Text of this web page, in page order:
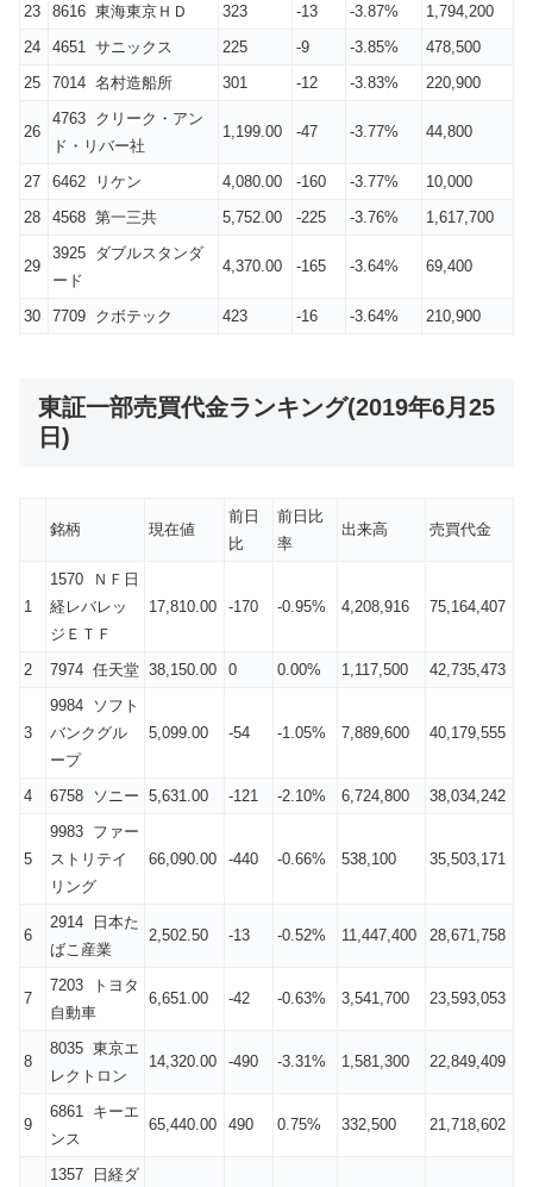
23
8616 東海東京ＨＤ 323 -13 -3.87%
1,794,200
24
4651 サニックス 225 -9 -3.85%
478,500
25
7014 名村造船所 301 -12 -3.83% 220,900
26
4763 クリーク・アン
ド・リバー社
1,199.00 -47 -3.77% 44,800
27 6462 リケン 4,080.00 -160 -3.77%
10,000
28
4568 第一三共 5,752.00 -225 -3.76% 1,617,700
29
3925 ダブルスタンダ
ード
4,370.00 -165 -3.64% 69,400
30 7709 クボテック 423 -16 -3.64% 210,900
東証一部売買代金ランキング(2019年6月25
日)
銘柄 現在値
前日
比
前日比
率
出来高 売買代金
1
1570 ＮＦ日
経レバレッ
ジＥＴＦ
17,810.00 -170 -0.95% 4,208,916 75,164,407
2 7974 任天堂 38,150.00 0 0.00% 1,117,500 42,735,473
3
9984 ソフト
バンクグル
ープ
5,099.00 -54 -1.05% 7,889,600 40,179,555
4 6758 ソニー 5,631.00 -121 -2.10% 6,724,800 38,034,242
5
9983 ファー
ストリテイ
リング
66,090.00 -440 -0.66% 538,100 35,503,171
6
2914 日本た
ばこ産業
2,502.50 -13 -0.52% 11,447,400 28,671,758
7
7203 トヨタ
自動車
6,651.00 -42 -0.63% 3,541,700 23,593,053
8
8035 東京エ
レクトロン
14,320.00 -490 -3.31% 1,581,300 22,849,409
9
6861 キーエ
ンス
65,440.00 490 0.75% 332,500 21,718,602
1357 日経ダ